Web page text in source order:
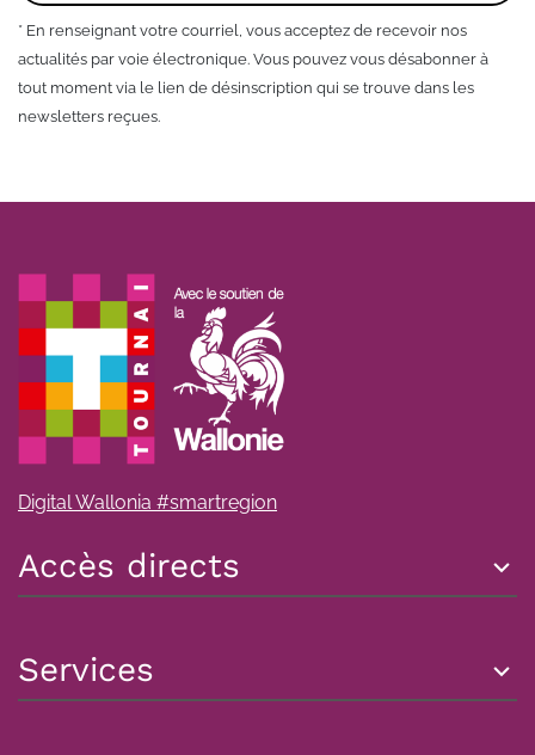
* En renseignant votre courriel, vous acceptez de recevoir nos
actualités par voie électronique. Vous pouvez vous désabonner à
tout moment via le lien de désinscription qui se trouve dans les
newsletters reçues.
Digital Wallonia #smartregion
Accès directs
Services